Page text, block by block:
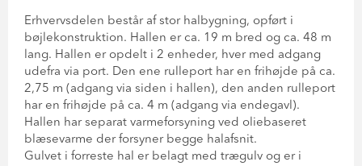
Erhvervsdelen består af stor halbygning, opført i
bøjlekonstruktion. Hallen er ca. 19 m bred og ca. 48 m
lang. Hallen er opdelt i 2 enheder, hver med adgang
udefra via port. Den ene rulleport har en frihøjde på ca.
2,75 m (adgang via siden i hallen), den anden rulleport
har en frihøjde på ca. 4 m (adgang via endegavl).
Hallen har separat varmeforsyning ved oliebaseret
blæsevarme der forsyner begge halafsnit.
Gulvet i forreste hal er belagt med trægulv og er i